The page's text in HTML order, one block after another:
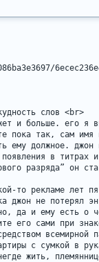
слов <br>
и больше. его
пока так, сам
ему должное.
в
разряда” он
то рекламе лет
джон не потерял
да и ему есть
его сами при
всемирной
с сумкой в
жить,